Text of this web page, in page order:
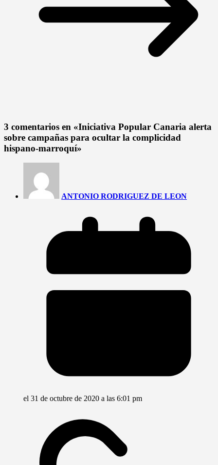
3 comentarios en «Iniciativa Popular Canaria alerta
sobre campañas para ocultar la complicidad
hispano-marroquí»
ANTONIO RODRIGUEZ DE LEON
el 31 de octubre de 2020 a las 6:01 pm